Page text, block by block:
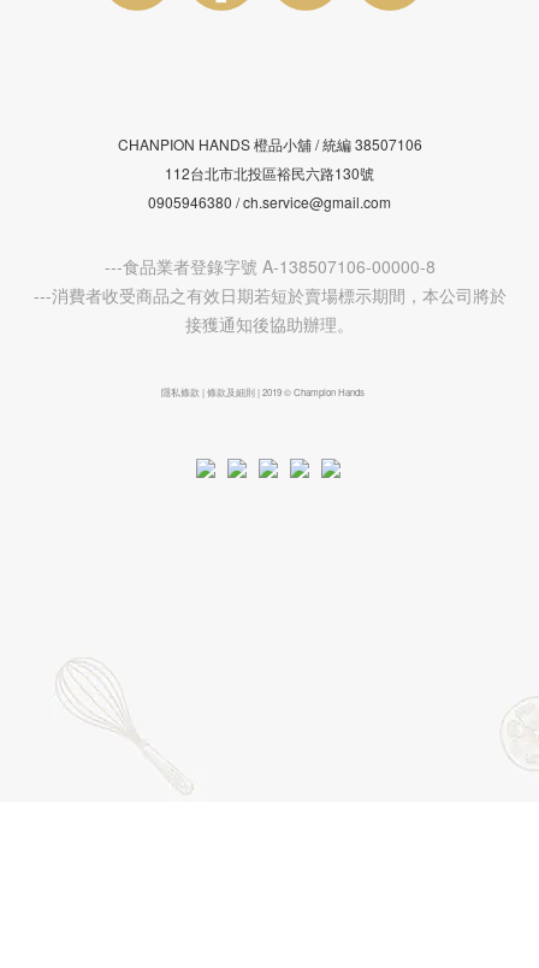
CHANPION HANDS 橙品小舖 /統編38507106
112台北市北投區裕民六路130號
0905946380 / ch.service@gmail.com
---食品業者登錄字號 A-138507106-00000-8
---消費者收受商品之有效日期若短於賣場標示期間，本公司將於
接獲通知後協助辦理。
隱私條款 | 條款及細則 | 2019 © Champion Hands